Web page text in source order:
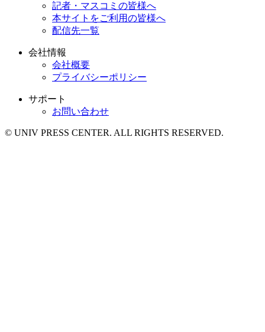
記者・マスコミの皆様へ
本サイトをご利用の皆様へ
配信先一覧
会社情報
会社概要
プライバシーポリシー
サポート
お問い合わせ
© UNIV PRESS CENTER. ALL RIGHTS RESERVED.